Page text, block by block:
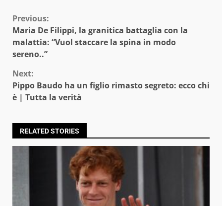
Continue
Reading
Previous:
Maria De Filippi, la granitica battaglia con la
malattia: “Vuol staccare la spina in modo
sereno..”
Next:
Pippo Baudo ha un figlio rimasto segreto: ecco chi
è | Tutta la verità
RELATED STORIES